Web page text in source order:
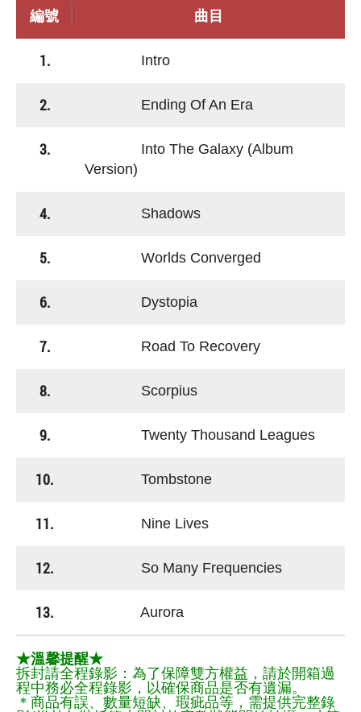
編號 曲目
1. Intro
2. Ending Of An Era
3.
Into The Galaxy (Album
Version)
4. Shadows
5. Worlds Converged
6. Dystopia
7. Road To Recovery
8. Scorpius
9. Twenty Thousand Leagues
10. Tombstone
11. Nine Lives
12. So Many Frequencies
13. Aurora
★溫馨提醒★
拆封請全程錄影：為了保障雙方權益，請於開箱過
程中務必全程錄影，以確保商品是否有遺漏。
＊商品有誤、數量短缺、瑕疵品等，需提供完整錄